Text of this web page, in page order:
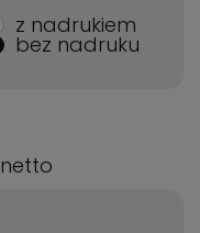
z nadrukiem
bez nadruku
netto